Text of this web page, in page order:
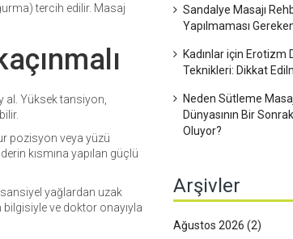
tercih edilir. Masaj
al. Yüksek tansiyon,
pozisyon veya yüzü
kısmına yapılan güçlü
yağlardan uzak
bilgisiyle ve doktor onayıyla
Sandalye Masajı
Yapılmaması
Kadınlar için Erotizm
Teknikleri: Dikkat
Neden Sütleme
Dünyasının Bir
Oluyor?
Arşivler
Ağustos 2026 (2)